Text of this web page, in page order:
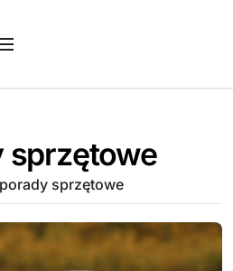
sprzętowe
porady sprzętowe